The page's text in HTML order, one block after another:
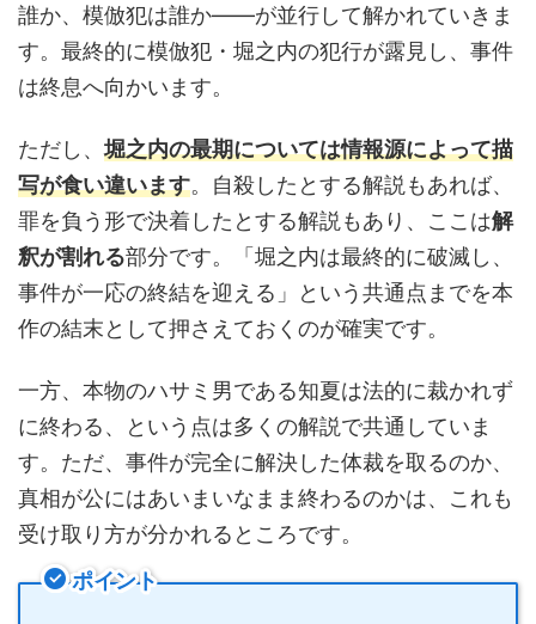
誰か、模倣犯は誰か——が並行して解かれていきま
す。最終的に模倣犯・堀之内の犯行が露見し、事件
は終息へ向かいます。
ただし、堀之内の最期については情報源によって描
写が食い違います。自殺したとする解説もあれば、
罪を負う形で決着したとする解説もあり、ここは解
釈が割れる部分です。「堀之内は最終的に破滅し、
事件が一応の終結を迎える」という共通点までを本
作の結末として押さえておくのが確実です。
一方、本物のハサミ男である知夏は法的に裁かれず
に終わる、という点は多くの解説で共通していま
す。ただ、事件が完全に解決した体裁を取るのか、
真相が公にはあいまいなまま終わるのかは、これも
受け取り方が分かれるところです。
ポイント